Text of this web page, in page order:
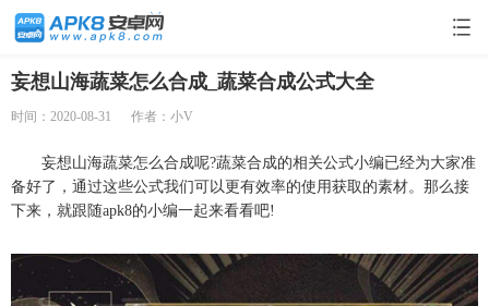
妄想山海蔬菜怎么合成_蔬菜合成公式大全
时间：2020-08-31 作者：小V
妄想山海蔬菜怎么合成呢?蔬菜合成的相关公式小编已经为大家准
备好了，通过这些公式我们可以更有效率的使用获取的素材。那么接
下来，就跟随apk8的小编一起来看看吧!